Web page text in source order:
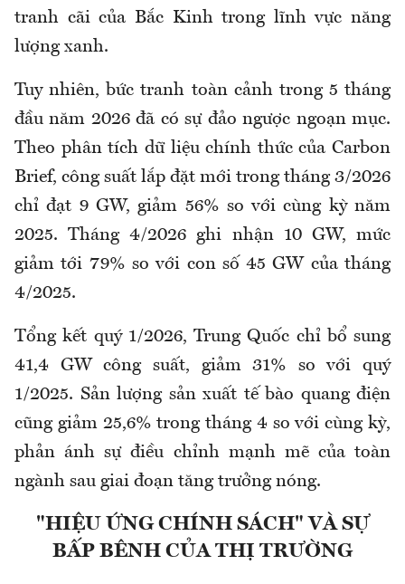
tranh cãi của Bắc Kinh trong lĩnh vực năng
lượng xanh.
Tuy nhiên, bức tranh toàn cảnh trong 5 tháng
đầu năm 2026 đã có sự đảo ngược ngoạn mục.
Theo phân tích dữ liệu chính thức của Carbon
Brief, công suất lắp đặt mới trong tháng 3/2026
chỉ đạt 9 GW, giảm 56% so với cùng kỳ năm
2025. Tháng 4/2026 ghi nhận 10 GW, mức
giảm tới 79% so với con số 45 GW của tháng
4/2025.
Tổng kết quý 1/2026, Trung Quốc chỉ bổ sung
41,4 GW công suất, giảm 31% so với quý
1/2025. Sản lượng sản xuất tế bào quang điện
cũng giảm 25,6% trong tháng 4 so với cùng kỳ,
phản ánh sự điều chỉnh mạnh mẽ của toàn
ngành sau giai đoạn tăng trưởng nóng.
"HIỆU ỨNG CHÍNH SÁCH" VÀ SỰ
BẤP BÊNH CỦA THỊ TRƯỜNG